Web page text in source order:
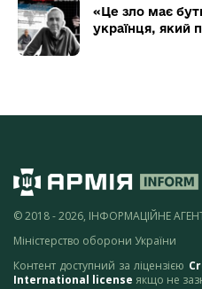
«Це зло має
українця, який
© 2018 - 2026, ІНФОРМАЦІЙНЕ
Міністерство оборони України
Контент доступний за ліцензією
International license якщо не